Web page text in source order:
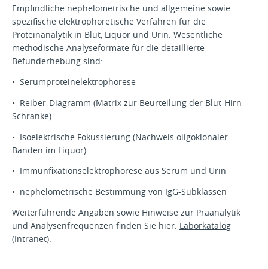
Empfindliche nephelometrische und allgemeine sowie
spezifische elektrophoretische Verfahren für die
Proteinanalytik in Blut, Liquor und Urin. Wesentliche
methodische Analyseformate für die detaillierte
Befunderhebung sind:
• Serumproteinelektrophorese
• Reiber-Diagramm (Matrix zur Beurteilung der Blut-Hirn-
Schranke)
• Isoelektrische Fokussierung (Nachweis oligoklonaler
Banden im Liquor)
• Immunfixationselektrophorese aus Serum und Urin
• nephelometrische Bestimmung von IgG-Subklassen
Weiterführende Angaben sowie Hinweise zur Präanalytik
und Analysenfrequenzen finden Sie hier: Laborkatalog
(Intranet).